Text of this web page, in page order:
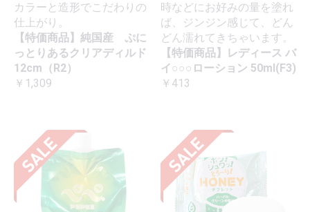
カラーと造形でこだわりの
仕上がり。
【特価商品】純国産 ぷに
っとりあるクリアディルド
12cm（R2）
￥1,309
時などにお好みの量を塗れ
ば、ジンジン感じて、どん
どん濡れてきちゃいます。
【特価商品】レディース バ
イ○○○ローション 50ml(F3)
￥413